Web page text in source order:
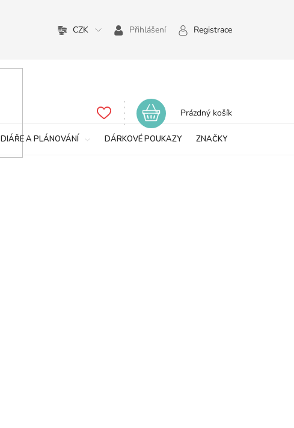
CZK Přihlášení Registrace
Nákupní
Prázdný košík
DIÁŘE A PLÁNOVÁNÍ DÁRKOVÉ POUKAZY ZNAČKY